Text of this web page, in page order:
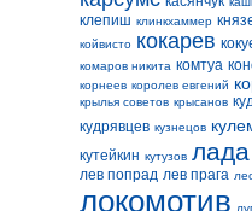
клепиш клинкхаммер
койвисто кокарев
комаров никита комтуа
корнеев королев евгений
крылья советов крысанов
кудрявцев кузнецов
кутейкин кутузов лада
лев попрад лев прага
локомотив